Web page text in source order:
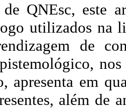
QNEsc, este
utilizados na
de
apresenta em
além de